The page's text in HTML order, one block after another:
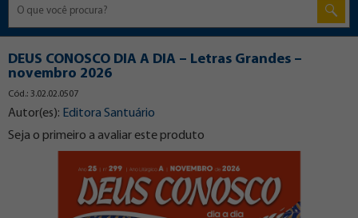
DEUS CONOSCO DIA A DIA – Letras Grandes –
novembro 2026
Cód.: 3.02.02.0507
Autor(es): Editora Santuário
Seja o primeiro a avaliar este produto